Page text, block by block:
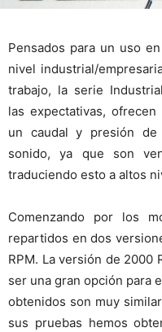
Pensados para un uso
nivel industrial/
trabajo, la serie
las expectativas,
un caudal y presión de
sonido, ya que son
traduciendo esto a altos
Comenzando por los
repartidos en dos
RPM. La versión de 2000
ser una gran opción para
obtenidos son muy
sus pruebas hemos